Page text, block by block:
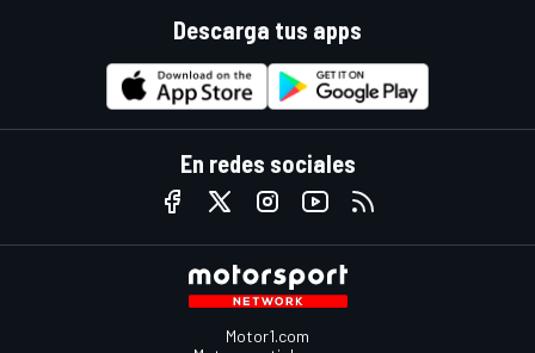
Descarga tus apps
En redes sociales
Motor1.com